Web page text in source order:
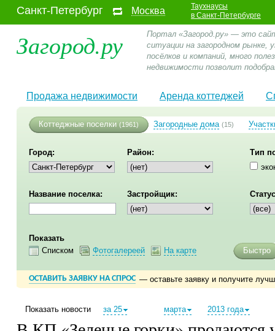
Санкт-Петербург Москва
Таухнаусы
в Санкт-Петербурге
Загород.ру
Портал «Загород.ру» — это
ситуации на загородном
посёлков и компаний, много
недвижимости позволит
Продажа недвижимости Аренда коттеджей
Коттеджные поселки (1961) Загородные дома (15)
Город: Район:
Тип
Название поселка: Застройщик:
Показать
Списком
Фотогалереей На карте Быстро
ОСТАВИТЬ ЗАЯВКУ НА СПРОС — оставьте заявку и получите
Показать новости за 25 марта 2013 года